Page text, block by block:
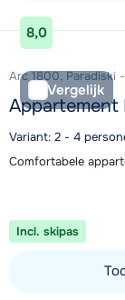
Bekijk accommodatie
8,0
Vergelijk
Arc 1800, Paradiski
Appartement
Variant: 2 - 4
Comfortabele
Incl. skipas